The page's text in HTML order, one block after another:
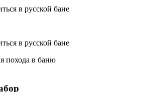
похода в баню